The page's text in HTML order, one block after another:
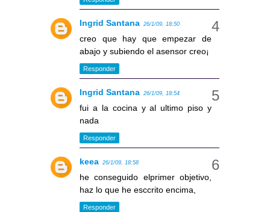
Ingrid Santana 26/1/09, 18:50
creo que hay que empezar de
abajo y subiendo el asensor creo¡
Responder
Ingrid Santana 26/1/09, 18:54
fui a la cocina y al ultimo piso y
nada
Responder
keea 26/1/09, 18:58
he conseguido elprimer objetivo,
haz lo que he esccrito encima,
Responder